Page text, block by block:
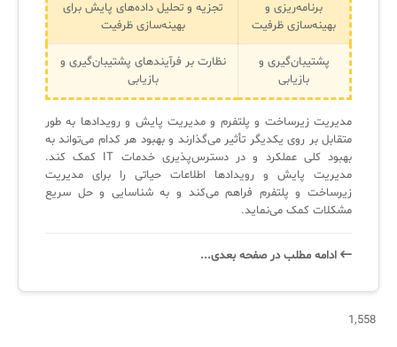
برنامه‌ریزی و
بهینه‌سازی ظرفیت
تجزیه و تحلیل داده‌های پایش برای
بهینه‌سازی ظرفیت
پشتیبان‌گیری و
بازیابی
نظارت بر فرآیندهای پشتیبان‌گیری و
بازیابی
مدیریت زیرساخت و پلتفرم و مدیریت پایش و رویدادها به طور
متقابل بر روی یکدیگر تأثیر می‌گذارند و بهبود هر کدام می‌تواند به
بهبود کلی عملکرد و در دسترس‌پذیری خدمات IT کمک کند.
مدیریت پایش و رویدادها اطلاعات حیاتی را برای مدیریت
زیرساخت و پلتفرم فراهم می‌کند و به شناسایی و حل سریع
مشکلات کمک می‌نماید.
ادامه‌ مطلب در صفحه‌ بعدی...
1,558
Log360 ابزار SIEM
برنامه‌ساز هوشمند App Creator
سیستم هوشمند مدیریت فروش و فاکتور
سامانه مدیریت امنیت اطلاعات
✧
سلف سرویس کاربران
DDI
آموزش فارسی ITIL4
چارچوب ITIL برای همه
فلافلی_فناوری
آرشیو دانلودهای مدانت